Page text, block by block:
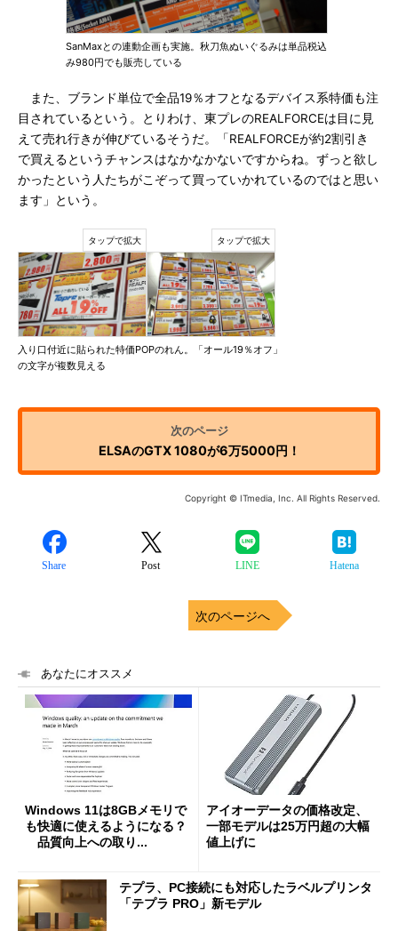
SanMaxとの連動企画も実施。秋刀魚ぬいぐるみは単品税込
み980円でも販売している
また、ブランド単位で全品19％オフとなるデバイス系特価も注
目されているという。とりわけ、東プレのREALFORCEは目に見
えて売れ行きが伸びているそうだ。「REALFORCEが約2割引き
で買えるというチャンスはなかなかないですからね。ずっと欲し
かったという人たちがこぞって買っていかれているのではと思い
ます」という。
入り口付近に貼られた特価POPのれん。「オール19％オフ」
の文字が複数見える
ELSAのGTX 1080が6万5000円！
Copyright © ITmedia, Inc. All Rights Reserved.
Share Post LINE Hatena
次のページへ
あなたにオススメ
Windows 11は8GBメモリで
も快適に使えるようになる？
品質向上への取り...
アイオーデータの価格改定、
一部モデルは25万円超の大幅
値上げに
テプラ、PC接続にも対応したラベルプリンタ
「テプラ PRO」新モデル